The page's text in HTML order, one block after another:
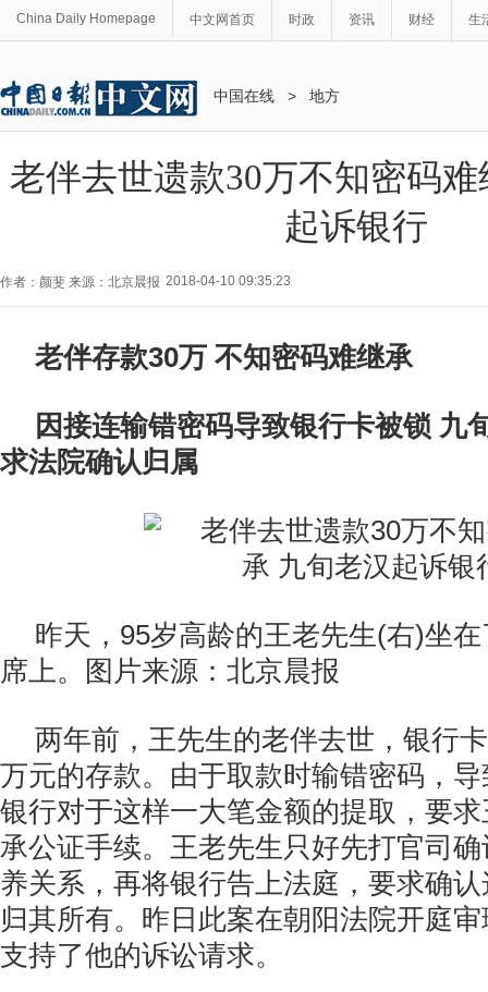
China Daily Homepage 中文网首页 时政 资讯 财经 生
中国在线 > 地方
老伴去世遗款30万不知密码
起诉银行
作者：颜斐 来源：北京晨报 2018-04-10 09:35:23
老伴存款30万 不知密码难继承
因接连输错密码导致银行卡被锁 九
求法院确认归属
昨天，95岁高龄的王老先生(右)坐
席上。图片来源：北京晨报
两年前，王先生的老伴去世，银行
万元的存款。由于取款时输错密码，
银行对于这样一大笔金额的提取，要
承公证手续。王老先生只好先打官司
养关系，再将银行告上法庭，要求确
归其所有。昨日此案在朝阳法院开庭
支持了他的诉讼请求。